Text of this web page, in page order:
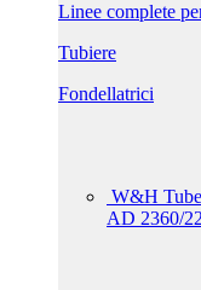
Linee complete
Tubiere
Fondellatrici
W&H
AD 2360/